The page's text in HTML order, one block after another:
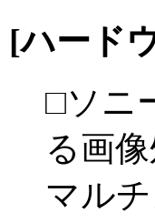
[ハード
□ソニ
る画
マル